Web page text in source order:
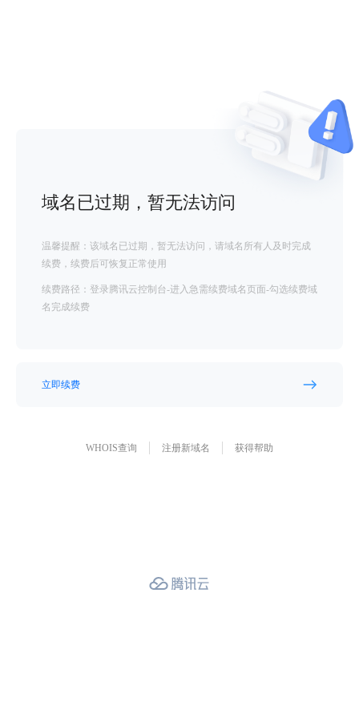
域名已过期，暂无法访问
温馨提醒：该域名已过期，暂无法访问，请域名所有人及时完成
续费，续费后可恢复正常使用
续费路径：登录腾讯云控制台-进入急需续费域名页面-勾选续费域
名完成续费
立即续费
WHOIS查询 注册新域名 获得帮助